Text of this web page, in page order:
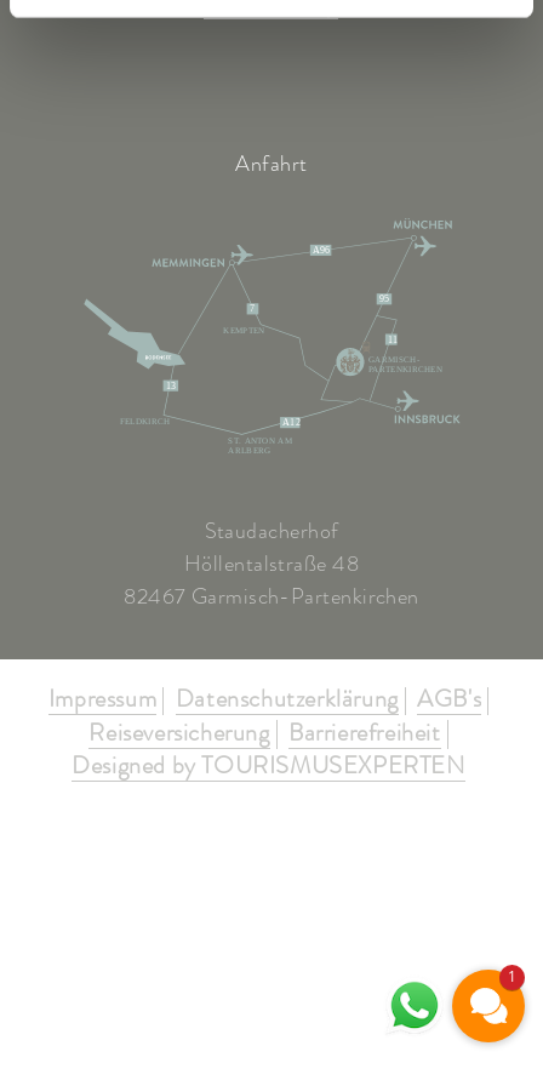
Anfahrt
A96
95
11
7
A12
13
KEMPTEN
ST. ANTON AM
ARLBERG
FELDKIRCH
GARMISCH-
PARTENKIRCHEN
Staudacherhof
Höllentalstraße 48
82467 Garmisch-Partenkirchen
Impressum Datenschutzerklärung
AGB's
Reiseversicherung
Barrierefreiheit
Designed by TOURISMUSEXPERTEN
1